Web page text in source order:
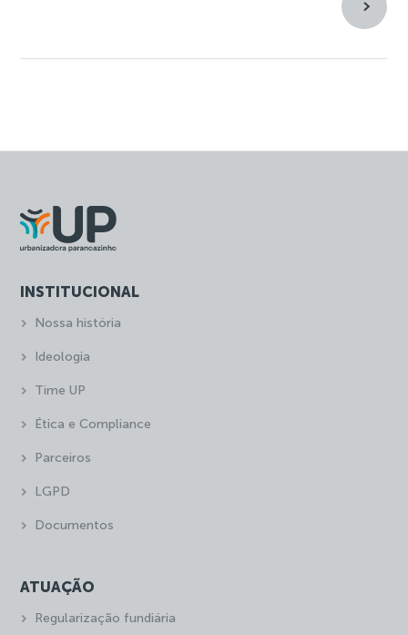
INSTITUCIONAL
Nossa história
Ideologia
Time UP
Ética e Compliance
Parceiros
LGPD
Documentos
ATUAÇÃO
Regularização fundiária